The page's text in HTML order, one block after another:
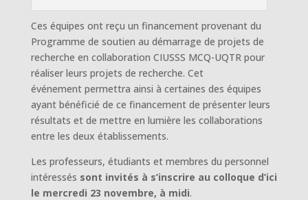
Ces équipes ont reçu un financement provenant du
Programme de soutien au démarrage de projets de
recherche en collaboration CIUSSS MCQ-UQTR pour
réaliser leurs projets de recherche. Cet
événement permettra ainsi à certaines des équipes
ayant bénéficié de ce financement de présenter leurs
résultats et de mettre en lumière les collaborations
entre les deux établissements.
Les professeurs, étudiants et membres du personnel
intéressés sont invités à s’inscrire au colloque d’ici
le mercredi 23 novembre, à midi.